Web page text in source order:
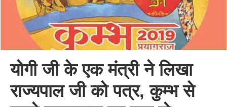
योगी जी के एक मंत्री ने लिखा
राज्यपाल जी को पत्र, कुम्भ से